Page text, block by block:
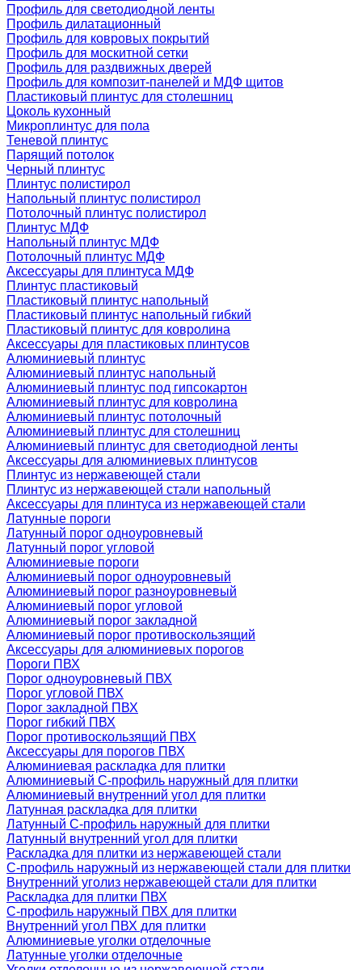
Профиль для светодиодной ленты
Профиль дилатационный
Профиль для ковровых покрытий
Профиль для москитной сетки
Профиль для раздвижных дверей
Профиль для композит-панелей и МДФ щитов
Пластиковый плинтус для столешниц
Цоколь кухонный
Микроплинтус для пола
Теневой плинтус
Парящий потолок
Черный плинтус
Плинтус полистирол
Напольный плинтус полистирол
Потолочный плинтус полистирол
Плинтус МДФ
Напольный плинтус МДФ
Потолочный плинтус МДФ
Аксессуары для плинтуса МДФ
Плинтус пластиковый
Пластиковый плинтус напольный
Пластиковый плинтус напольный гибкий
Пластиковый плинтус для ковролина
Аксессуары для пластиковых плинтусов
Алюминиевый плинтус
Алюминиевый плинтус напольный
Алюминиевый плинтус под гипсокартон
Алюминиевый плинтус для ковролина
Алюминиевый плинтус потолочный
Алюминиевый плинтус для столешниц
Алюминиевый плинтус для светодиодной ленты
Аксессуары для алюминиевых плинтусов
Плинтус из нержавеющей стали
Плинтус из нержавеющей стали напольный
Аксессуары для плинтуса из нержавеющей стали
Латунные пороги
Латунный порог одноуровневый
Латунный порог угловой
Алюминиевые пороги
Алюминиевый порог одноуровневый
Алюминиевый порог разноуровневый
Алюминиевый порог угловой
Алюминиевый порог закладной
Алюминиевый порог противоскользящий
Аксессуары для алюминиевых порогов
Пороги ПВХ
Порог одноуровневый ПВХ
Порог угловой ПВХ
Порог закладной ПВХ
Порог гибкий ПВХ
Порог противоскользящий ПВХ
Аксессуары для порогов ПВХ
Алюминиевая раскладка для плитки
Алюминиевый С-профиль наружный для плитки
Алюминиевый внутренний угол для плитки
Латунная раскладка для плитки
Латунный С-профиль наружный для плитки
Латунный внутренний угол для плитки
Раскладка для плитки из нержавеющей стали
С-профиль наружный из нержавеющей стали для плитки
Внутренний уголиз нержавеющей стали для плитки
Раскладка для плитки ПВХ
С-профиль наружный ПВХ для плитки
Внутренний угол ПВХ для плитки
Алюминиевые уголки отделочные
Латунные уголки отделочные